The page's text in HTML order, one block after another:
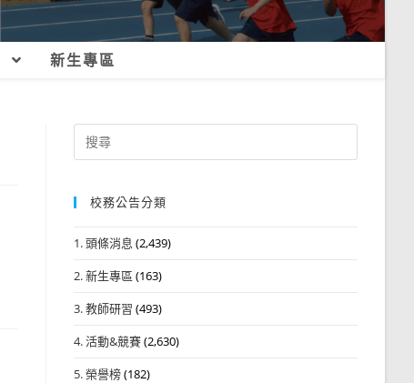
新生專區
Search
for:
校務公告分類
1. 頭條消息 (2,439)
2. 新生專區 (163)
3. 教師研習 (493)
4. 活動&競賽(2,630)
5. 榮譽榜(182)